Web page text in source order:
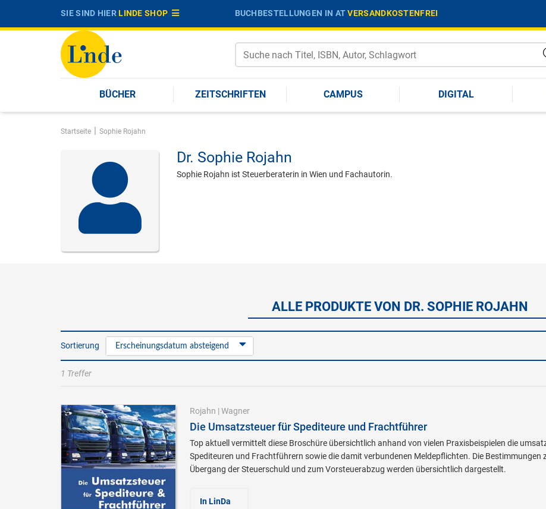
SIE SIND HIERLINDE SHOP BUCHBESTELLUNGEN IN ATVERSANDKOSTENFREI
BÜCHER ZEITSCHRIFTEN CAMPUS DIGITAL
Startseite | Sophie Rojahn
Dr. Sophie Rojahn
Sophie Rojahn ist Steuerberaterin in Wien und Fachautorin.
ALLE PRODUKTE VON DR. SOPHIE ROJAHN
Sortierung Erscheinungsdatum absteigend
1 Treffer
Rojahn | Wagner
Die Umsatzsteuer für Spediteure und Frachtführer
Top aktuell vermittelt diese Broschüre übersichtlich anhand von vielen Praxisbeispielen die
Spediteuren und Frachtführern sowie die damit verbundenen Meldepflichten. Die
Übergang der Steuerschuld und zum Vorsteuerabzug werden übersichtlich dargestellt.
In LinDa